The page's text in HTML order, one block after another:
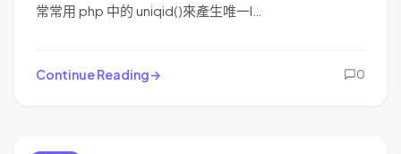
常常用 php 中的 uniqid()來產生唯一I…
Continue Reading 0